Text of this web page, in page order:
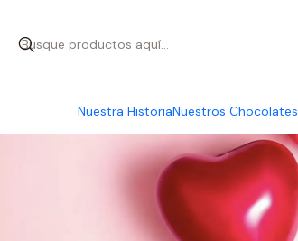
Nuestra HistoriaNuestros Chocolates